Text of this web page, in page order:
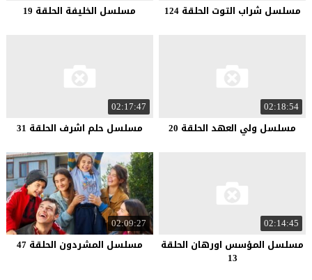
مسلسل شراب التوت الحلقة 124
مسلسل الخليفة الحلقة 19
02:18:54
مسلسل ولي العهد الحلقة 20
02:17:47
مسلسل حلم اشرف الحلقة 31
02:14:45
مسلسل المؤسس اورهان الحلقة
13
02:09:27
مسلسل المشردون الحلقة 47